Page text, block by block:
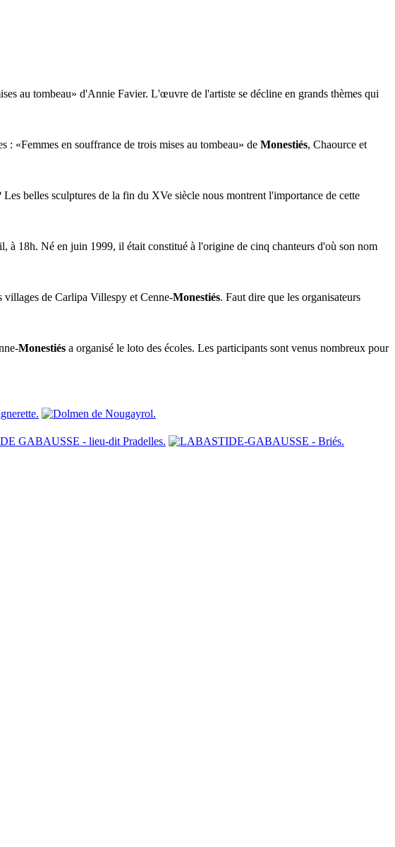
au tombeau» d'Annie Favier. L'œuvre de l'artiste se décline en grands thèmes qui
: «Femmes en souffrance de trois mises au tombeau» de Monestiés, Chaource et
belles sculptures de la fin du XVe siècle nous montrent l'importance de cette
à 18h. Né en juin 1999, il était constitué à l'origine de cinq chanteurs d'où son nom
villages de Carlipa Villespy et Cenne-Monestiés. Faut dire que les organisateurs
Monestiés a organisé le loto des écoles. Les participants sont venus nombreux pour